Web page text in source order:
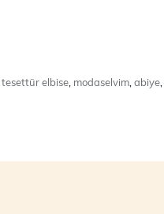
tesettür elbise, modaselvim, abiye,